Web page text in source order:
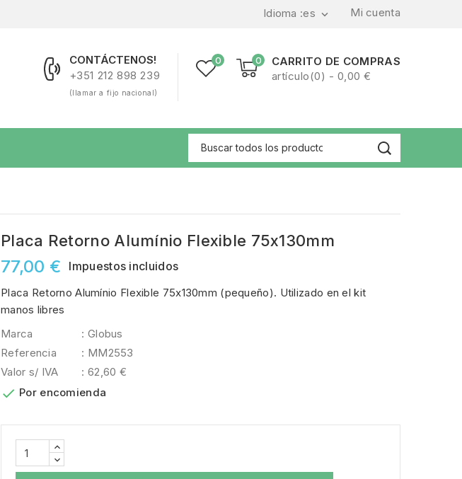
Mi cuenta
Idioma :es 
0
CARRITO DE COMPRAS
artículo(0) - 0,00 €
0
CONTÁCTENOS!
+351 212 898 239
(llamar a fijo nacional)
Placa Retorno Alumínio Flexible 75x130mm
77,00 € Impuestos incluidos
Placa Retorno Alumínio Flexible 75x130mm (pequeño). Utilizado en el kit
manos libres
Marca
: Globus
Referencia
: MM2553
Valor s/ IVA
: 62,60 €
 Por encomienda